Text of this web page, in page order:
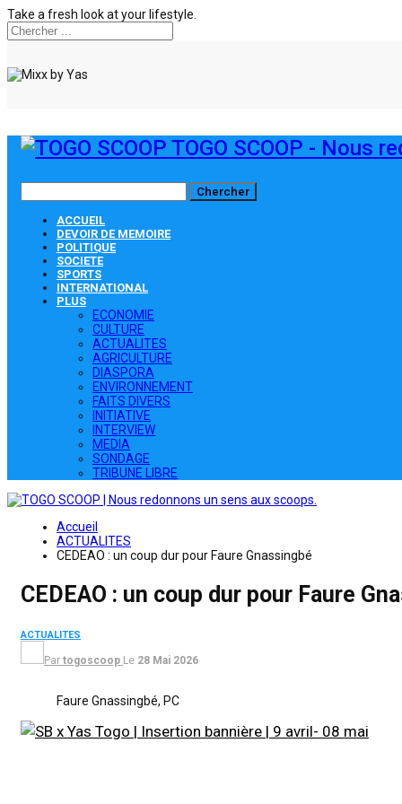
Take a fresh look at your lifestyle.
TOGO SCOOP - Nous
ACCUEIL
DEVOIR DE MEMOIRE
POLITIQUE
SOCIETE
SPORTS
INTERNATIONAL
PLUS
ECONOMIE
CULTURE
ACTUALITES
AGRICULTURE
DIASPORA
ENVIRONNEMENT
FAITS DIVERS
INITIATIVE
INTERVIEW
MEDIA
SONDAGE
TRIBUNE LIBRE
Accueil
ACTUALITES
CEDEAO : un coup dur pour Faure Gnassingbé
CEDEAO : un coup dur pour Faure
ACTUALITES
Par togoscoop Le 28 Mai 2026
Faure Gnassingbé, PC